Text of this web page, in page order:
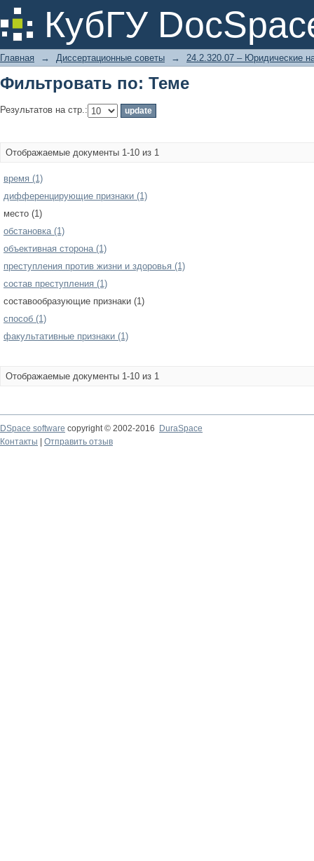
КубГУ
Фильтровать по: Теме
Главная → Диссертационные советы → 24.2.320.07 – Юридические
Фильтровать по: Теме
Результатов на стр.:
Отображаемые документы 1-10 из 1
время (1)
дифференцирующие признаки (1)
место (1)
обстановка (1)
объективная сторона (1)
преступления против жизни и здоровья (1)
состав преступления (1)
составообразующие признаки (1)
способ (1)
факультативные признаки (1)
Отображаемые документы 1-10 из 1
DSpace software copyright © 2002-2016
DuraSpace
Контакты
Отправить отзыв